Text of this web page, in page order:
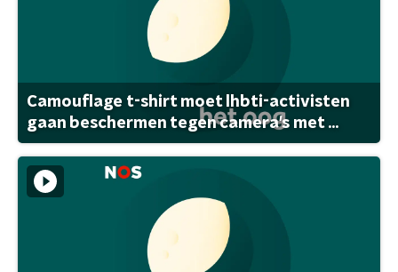
Camouflage t-shirt moet lhbti-activisten
gaan beschermen tegen camera's met ...